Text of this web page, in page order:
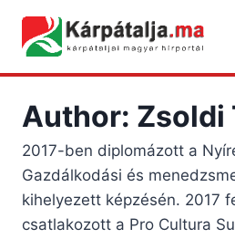
content
Author: Zsoldi
2017-ben diplomázott a
Gazdálkodási és
kihelyezett képzésén. 2017
csatlakozott a Pro Cultura